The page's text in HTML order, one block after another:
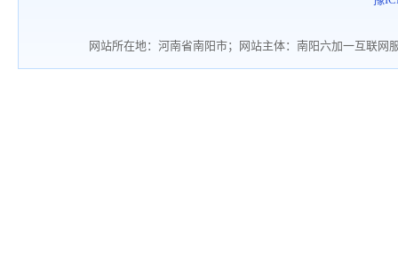
网站所在地：河南省南阳市；网站主体：南阳六加一互联